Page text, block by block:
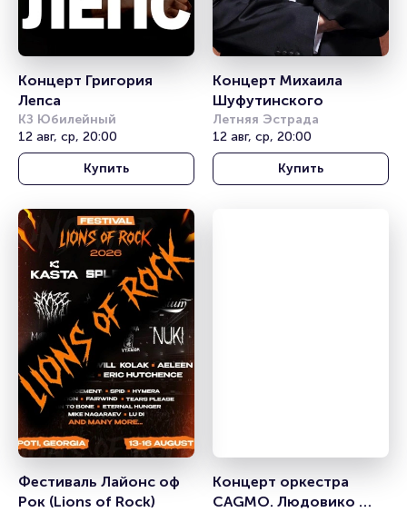
Концерт Григория
Лепса
КЗ Юбилейный
12 авг, ср, 20:00
Купить
Концерт Михаила
Шуфутинского
Летняя Эстрада
12 авг, ср, 20:00
Купить
Фестиваль Лайонс оф
Рок (Lions of Rock)
Концерт оркестра
CAGMO. Людовико